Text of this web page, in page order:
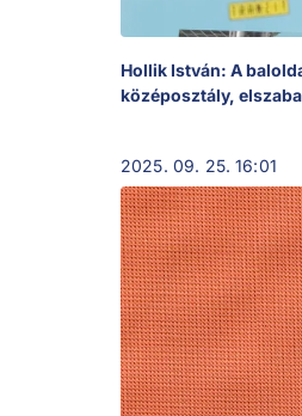
Hollik István: A
középosztály,
2025. 09. 25. 16:01